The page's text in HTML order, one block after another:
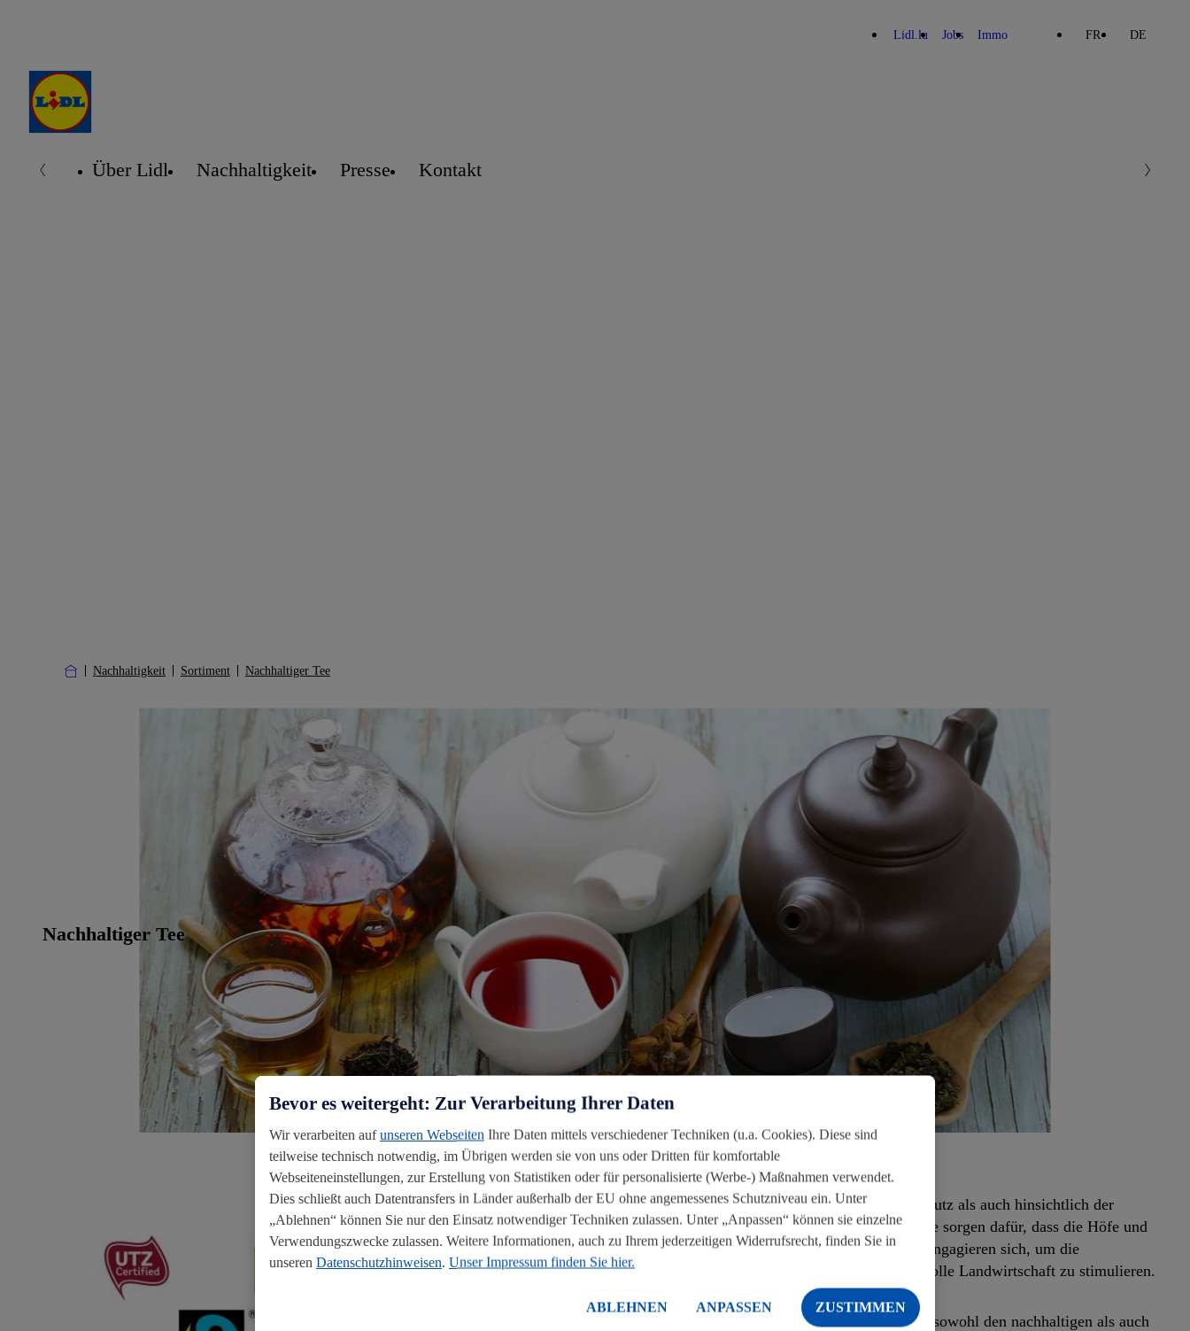
Lidl.lu Jobs Immo FR DE
Über Lidl Nachhaltigkeit Presse Kontakt
Nachhaltigkeit Sortiment Nachhaltiger Tee
Nachhaltiger Tee
UNSERE POLITIK
Der Teeanbau steht für viele Herausforderungen, sowohl hinsichtlich Umweltschutz als auch hinsichtlich der
Arbeitsumstände. International anerkannte Gütesiegel wie die Rainforest Alliance sorgen dafür, dass die Höfe und
Plantagen was diese Dinge betrifft strenge Anforderungen erfüllen müssen. Sie engagieren sich, um die
Biodiversität so weit wie möglich zu bewahren und ökologisch verantwortungsvolle Landwirtschaft zu stimulieren.
Ziel dieser Gütesiegel ist es, starke lokale Gemeinschaften zu schaffen, die stets sowohl den nachhaltigen als auch
Bevor es weitergeht: Zur Verarbeitung Ihrer Daten
Wir verarbeiten aufunseren Webseiten Ihre Daten mittels verschiedener Techniken (u.a. Cookies). Diese sind
teilweise technisch notwendig, im Übrigen werden sie von uns oder Dritten für komfortable
Webseiteneinstellungen, zur Erstellung von Statistiken oder für personalisierte (Werbe-) Maßnahmen verwendet.
Dies schließt auch Datentransfers in Länder außerhalb der EU ohne angemessenes Schutzniveau ein. Unter
„Ablehnen“ können Sie nur den Einsatz notwendiger Techniken zulassen. Unter „Anpassen“ können sie einzelne
Verwendungszwecke zulassen. Weitere Informationen, auch zu Ihrem jederzeitigen Widerrufsrecht, finden Sie in
unseren Datenschutzhinweisen Unser Impressum finden Sie hier.
ABLEHNEN ANPASSEN ZUSTIMMEN